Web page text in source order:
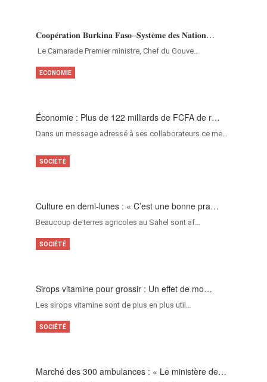
𝐂𝐨𝐨𝐩𝐞́𝐫𝐚𝐭𝐢𝐨𝐧 𝐁𝐮𝐫𝐤𝐢𝐧𝐚 𝐅𝐚𝐬𝐨–𝐒𝐲𝐬𝐭𝐞̀𝐦𝐞 𝐝𝐞𝐬 𝐍𝐚𝐭𝐢𝐨𝐧…
‎Le Camarade Premier ministre, Chef du Gouve…
Économie : Plus de 122 milliards de FCFA de r…
Dans un message adressé à ses collaborateurs ce me…
ECONOMIE
Culture en demi-lunes : « C’est une bonne pra…
Beaucoup de terres agricoles au Sahel sont af…
SOCIÉTÉ
Sirops vitamine pour grossir : Un effet de mo…
Les sirops vitamine sont de plus en plus util…
SOCIÉTÉ
Marché des 300 ambulances : « Le ministère de…
SOCIÉTÉ